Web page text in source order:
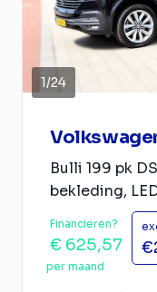
1/24
Bulli 199 pk
bekleding,
Financieren?
€ 625,57
per maand